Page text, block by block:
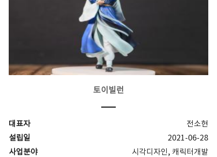
토이빌런
대표자
전소현
설립일
2021-06-28
사업분야
시각디자인, 캐릭터개발